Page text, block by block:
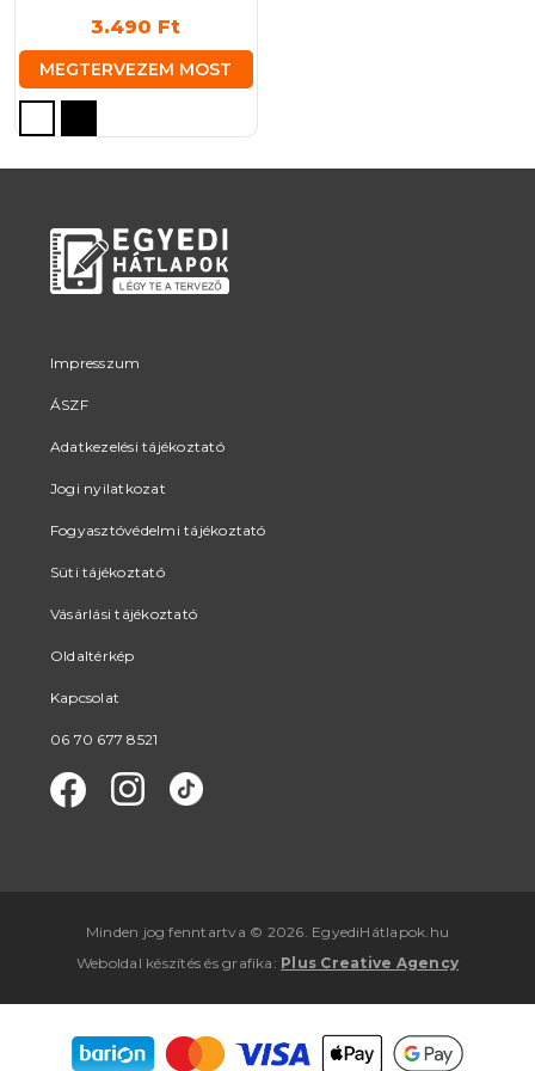
3.490 Ft
MEGTERVEZEM MOST
Ennek
a
van.
változatok
termékoldalon
Impresszum
ÁSZF
Adatkezelési tájékoztató
Jogi nyilatkozat
Fogyasztóvédelmi tájékoztató
Süti tájékoztató
Vásárlási tájékoztató
Oldaltérkép
Kapcsolat
06 70 677 8521
Minden jog fenntartva © 2026. EgyediHátlapok.hu
Weboldal készítés ésgrafika : Plus Creative Agency